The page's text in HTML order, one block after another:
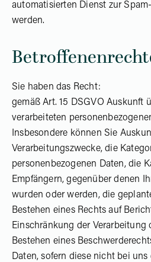
automatisierten Dienst zur
werden.
Sie haben das Recht:
gemäß Art. 15 DSGVO Auskunft
verarbeiteten
Insbesondere können Sie
Verarbeitungszwecke, die
personenbezogenen Daten, die
Empfängern, gegenüber denen
wurden oder werden, die
Bestehen eines Rechts auf
Einschränkung der Verarbeitung
Bestehen eines
Daten, sofern diese nicht bei